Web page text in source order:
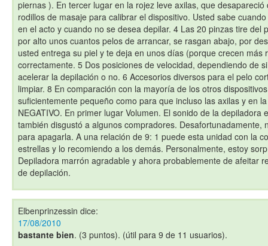
piernas ). En tercer lugar en la rojez leve axilas, que
rodillos de masaje para calibrar el dispositivo. Usted sabe
en el acto y cuando no se desea depilar. 4 Las 20 pinzas tire del
por alto unos cuantos pelos de arrancar, se rasgan abajo, por
usted entrega su piel y te deja en unos días (porque crecen más
correctamente. 5 Dos posiciones de velocidad, dependiendo de
acelerar la depilación o no. 6 Accesorios diversos para el pelo
limpiar. 8 En comparación con la mayoría de los otros
suficientemente pequeño como para que incluso las axilas y en
NEGATIVO. En primer lugar Volumen. El sonido de la depiladora
también disgustó a algunos compradores. Desafortunadamente,
para apagarla. A una relación de 9: 1 puede esta unidad con la
estrellas y lo recomiendo a los demás. Personalmente, estoy
Depiladora marrón agradable y ahora probablemente de afeitar
de depilación.
Elbenprinzessin dice:
17/08/2010
bastante bien. (3 puntos). (útil para 9 de 11 usuarios).